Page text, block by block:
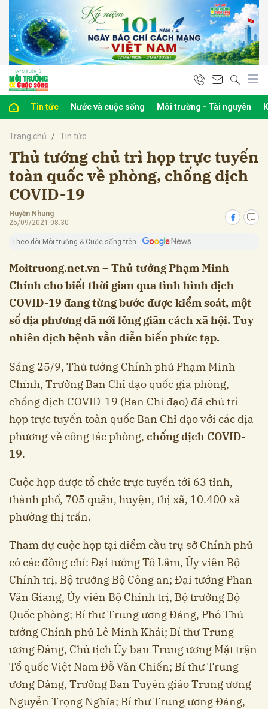
Tin tức Nước và cuộc sống Môi trường - Tài nguyên
Trang chủ Tin tức
Thủ tướng chủ trì họp trực tuyến
toàn quốc về phòng, chống dịch
COVID-19
Huyền Nhung
25/09/2021 08:30
Theo dõi Môi trường & Cuộc sống trên
Moitruong.net.vn – Thủ tướng Phạm Minh
Chính cho biết thời gian qua tình hình dịch
COVID-19 đang từng bước được kiểm soát, một
số địa phương đã nới lỏng giãn cách xã hội. Tuy
nhiên dịch bệnh vẫn diễn biến phức tạp.
Sáng 25/9, Thủ tướng Chính phủ Phạm Minh
Chính, Trưởng Ban Chỉ đạo quốc gia phòng,
chống dịch COVID-19 (Ban Chỉ đạo) đã chủ trì
họp trực tuyến toàn quốc Ban Chỉ đạo với các địa
phương về công tác phòng, chống dịch COVID-
19.
Cuộc họp được tổ chức trực tuyến tới 63 tỉnh,
thành phố, 705 quận, huyện, thị xã, 10.400 xã
phường thị trấn.
Tham dự cuộc họp tại điểm cầu trụ sở Chính phủ
có các đồng chí: Đại tướng Tô Lâm, Ủy viên Bộ
Chính trị, Bộ trưởng Bộ Công an; Đại tướng Phan
Văn Giang, Ủy viên Bộ Chính trị, Bộ trưởng Bộ
Quốc phòng; Bí thư Trung ương Đảng, Phó Thủ
tướng Chính phủ Lê Minh Khái; Bí thư Trung
ương Đảng, Chủ tịch Ủy ban Trung ương Mặt trận
Tổ quốc Việt Nam Đỗ Văn Chiến; Bí thư Trung
ương Đảng, Trưởng Ban Tuyên giáo Trung ương
Nguyễn Trọng Nghĩa; Bí thư Trung ương Đảng,
luận